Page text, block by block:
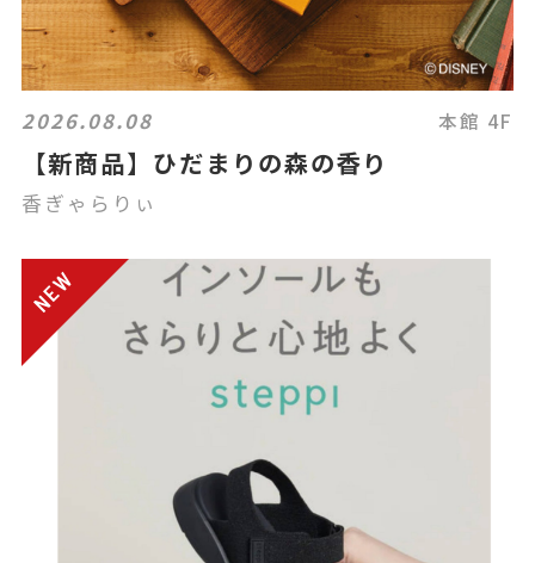
2026.08.08 本館 4F
【新商品】ひだまりの森の香り
香ぎゃらりぃ